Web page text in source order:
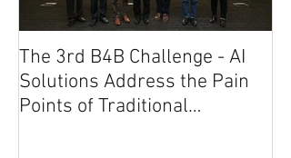
The 3rd B4B Challenge - AI
Solutions Address the Pain
Points of Traditional